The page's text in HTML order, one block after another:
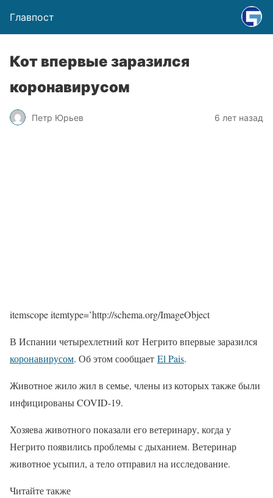
Главпост
Кот впервые заразился
коронавирусом
Петр Юрьев 6 лет назад
itemscope itemtype=’http://schema.org/ImageObject
В Испании четырехлетний кот Негрито впервые заразился
коронавирусом. Об этом сообщает El Pais.
Животное жило жил в семье, члены из которых также были
инфицированы COVID-19.
Хозяева животного показали его ветеринару, когда у
Негрито появились проблемы с дыханием. Ветеринар
животное усыпил, а тело отправил на исследование.
Читайте также